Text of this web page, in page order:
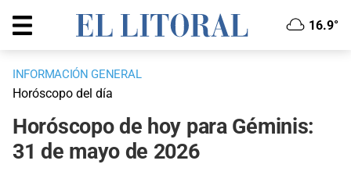
16.9°
INFORMACIÓN GENERAL
Horóscopo del día
Horóscopo de hoy para Géminis:
31 de mayo de 2026